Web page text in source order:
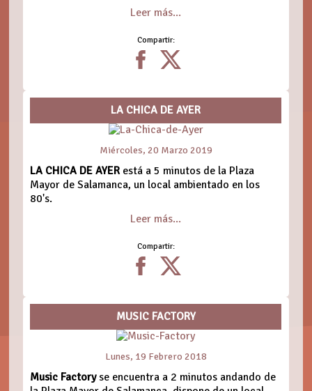
Leer más...
Compartir:
LA CHICA DE AYER
Miércoles, 20 Marzo 2019
LA CHICA DE AYER está a 5 minutos de la Plaza
Mayor de Salamanca, un local ambientado en los
80's.
Leer más...
Compartir:
MUSIC FACTORY
Lunes, 19 Febrero 2018
Music Factoryse encuentra a 2 minutos andando de